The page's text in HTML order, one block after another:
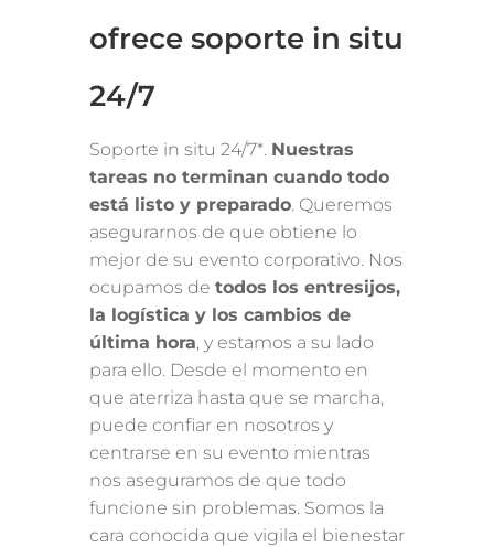
ofrece soporte in situ
24/7
Soporte in situ 24/7*. Nuestras
tareas no terminan cuando todo
está listo y preparado. Queremos
asegurarnos de que obtiene lo
mejor de su evento corporativo. Nos
ocupamos de todos los entresijos,
la logística y los cambios de
última hora, y estamos a su lado
para ello. Desde el momento en
que aterriza hasta que se marcha,
puede confiar en nosotros y
centrarse en su evento mientras
nos aseguramos de que todo
funcione sin problemas. Somos la
cara conocida que vigila el bienestar